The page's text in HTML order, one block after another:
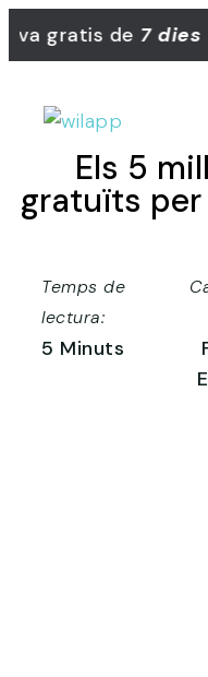
gratis de7 dies
Els 5
gratuïts
Temps de
lectura:
5 Minuts